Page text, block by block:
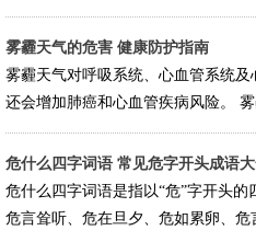
雾霾天气的危害 健康防护指南
雾霾天气对呼吸系统、心血管系统
还会增加肺癌和心血管疾病风险。 雾
危什么四字词语 常见危字开头成语
危什么四字词语是指以“危”字开头的
危言耸听、危在旦夕、危如累卵、危